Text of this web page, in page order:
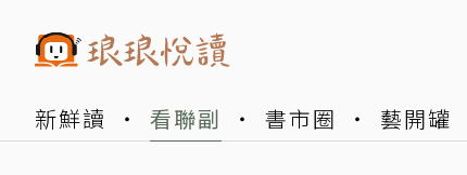
新鮮讀 看聯副 書市圈 藝開罐